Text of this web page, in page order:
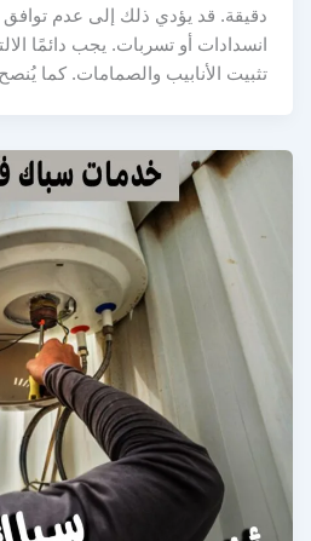
دقيقة. قد يؤدي ذلك إلى عدم توافق
انسدادات أو تسربات. يجب دائمًا
تثبيت الأنابيب والصمامات. كما يُنصح